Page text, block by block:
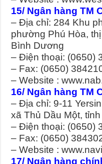
15/ Ngân hàng TM
– Địa chỉ: 284 Khu
phường Phú Hòa,
Bình Dương
– Điện thoại: (0650)
– Fax: (0650)
– Website :
16/ Ngân hàng TM
– Địa chỉ: 9-11
xã Thủ Dầu Một,
– Điện thoại: (0650)
– Fax: (0650)
– Website :
17/ Ngân hàng